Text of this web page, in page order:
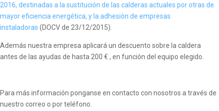
2016, destinadas a la sustitución de las calderas actuales por otras de
mayor eficiencia energética, y la adhesión de empresas
instaladoras (DOCV de 23/12/2015).
Además nuestra empresa aplicará un descuento sobre la caldera
antes de las ayudas de hasta 200 € , en función del equipo elegido.
Para más información ponganse en contacto con nosotros a través de
nuestro correo o por teléfono.